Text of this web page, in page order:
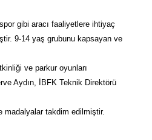
gibi aracı faaliyetlere ihtiyaç
9-14 yaş grubunu kapsayan ve
ve parkur oyunları
Aydın, İBFK Teknik Direktörü
madalyalar takdim edilmiştir.